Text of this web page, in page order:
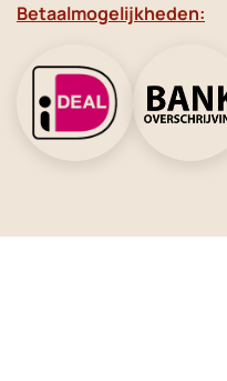
Betaalmogelijkheden: